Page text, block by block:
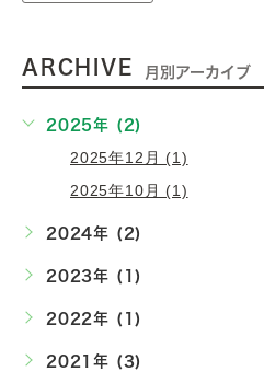
ARCHIVE 月別アーカイブ
2025年 (2)
2025年12月 (1)
2025年10月 (1)
2024年 (2)
2023年 (1)
2022年 (1)
2021年 (3)